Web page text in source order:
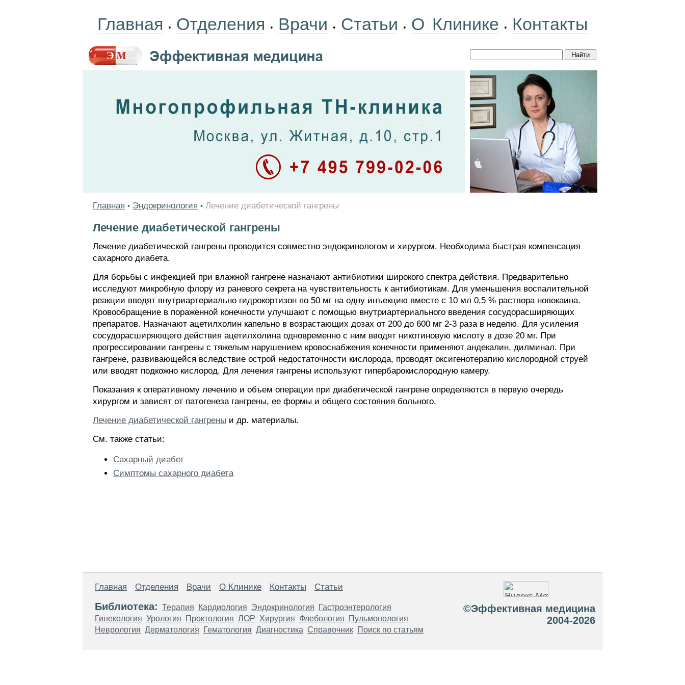
Главная • Отделения • Врачи • Статьи • О Клинике • Контакты
Главная • Эндокринология • Лечение диабетической гангрены
Лечение диабетической гангрены
Лечение диабетической гангрены проводится совместно эндокринологом и хирургом. Необходима быстрая компенсация
сахарного диабета.
Для борьбы с инфекцией при влажной гангрене назначают антибиотики широкого спектра действия. Предварительно
исследуют микробную флору из раневого секрета на чувствительность к антибиотикам. Для уменьшения воспалительной
реакции вводят внутриартериально гидрокортизон по 50 мг на одну инъекцию вместе с 10 мл 0,5 % раствора новокаина.
Кровообращение в пораженной конечности улучшают с помощью внутриартериального введения сосудорасширяющих
препаратов. Назначают ацетилхолин капельно в возрастающих дозах от 200 до 600 мг 2-3 раза в неделю. Для усиления
сосудорасширяющего действия ацетилхолина одновременно с ним вводят никотиновую кислоту в дозе 20 мг. При
прогрессировании гангрены с тяжелым нарушением кровоснабжения конечности применяют андекалин, дилминал. При
гангрене, развивающейся вследствие острой недостаточности кислорода, проводят оксигенотерапию кислородной струей
или вводят подкожно кислород. Для лечения гангрены используют гипербарокислородную камеру.
Показания к оперативному лечению и объем операции при диабетической гангрене определяются в первую очередь
хирургом и зависят от патогенеза гангрены, ее формы и общего состояния больного.
Лечение диабетической гангрены и др. материалы.
См. также статьи:
Сахарный диабет
Симптомы сахарного диабета
Главная Отделения Врачи О Клинике Контакты Статьи
Библиотека: Терапия Кардиология Эндокринология
Гастроэнтерология
Гинекология Урология Проктология ЛОР Хирургия Флебология
Пульмонология
Неврология Дерматология Гематология Диагностика Справочник Поиск по статьям
©Эффективная медицина
2004-2026